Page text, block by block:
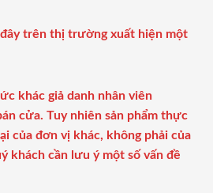
trên thị trường xuất hiện một
khác giả danh nhân viên
cửa. Tuy nhiên sản phẩm thực
của đơn vị khác, không phải của
khách cần lưu ý một số vấn đề